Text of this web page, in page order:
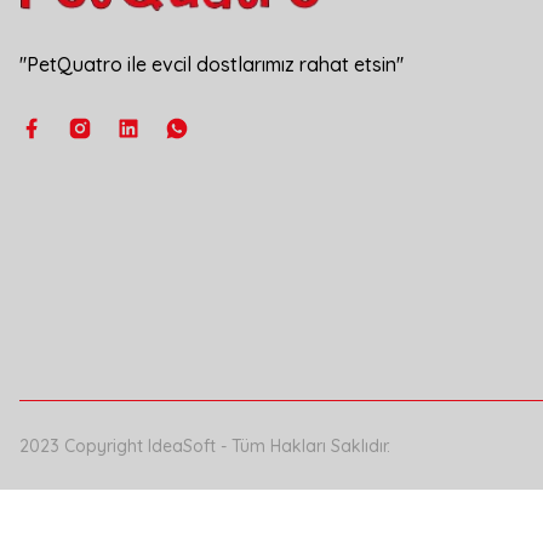
''PetQuatro ile evcil dostlarımız rahat etsin''
2023 Copyright IdeaSoft - Tüm Hakları Saklıdır.